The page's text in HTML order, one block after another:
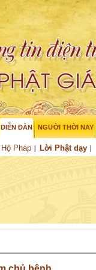
DIỄN ĐÀN
Hộ Pháp Lời Phật dạy
NGƯỜI THỜI NAY